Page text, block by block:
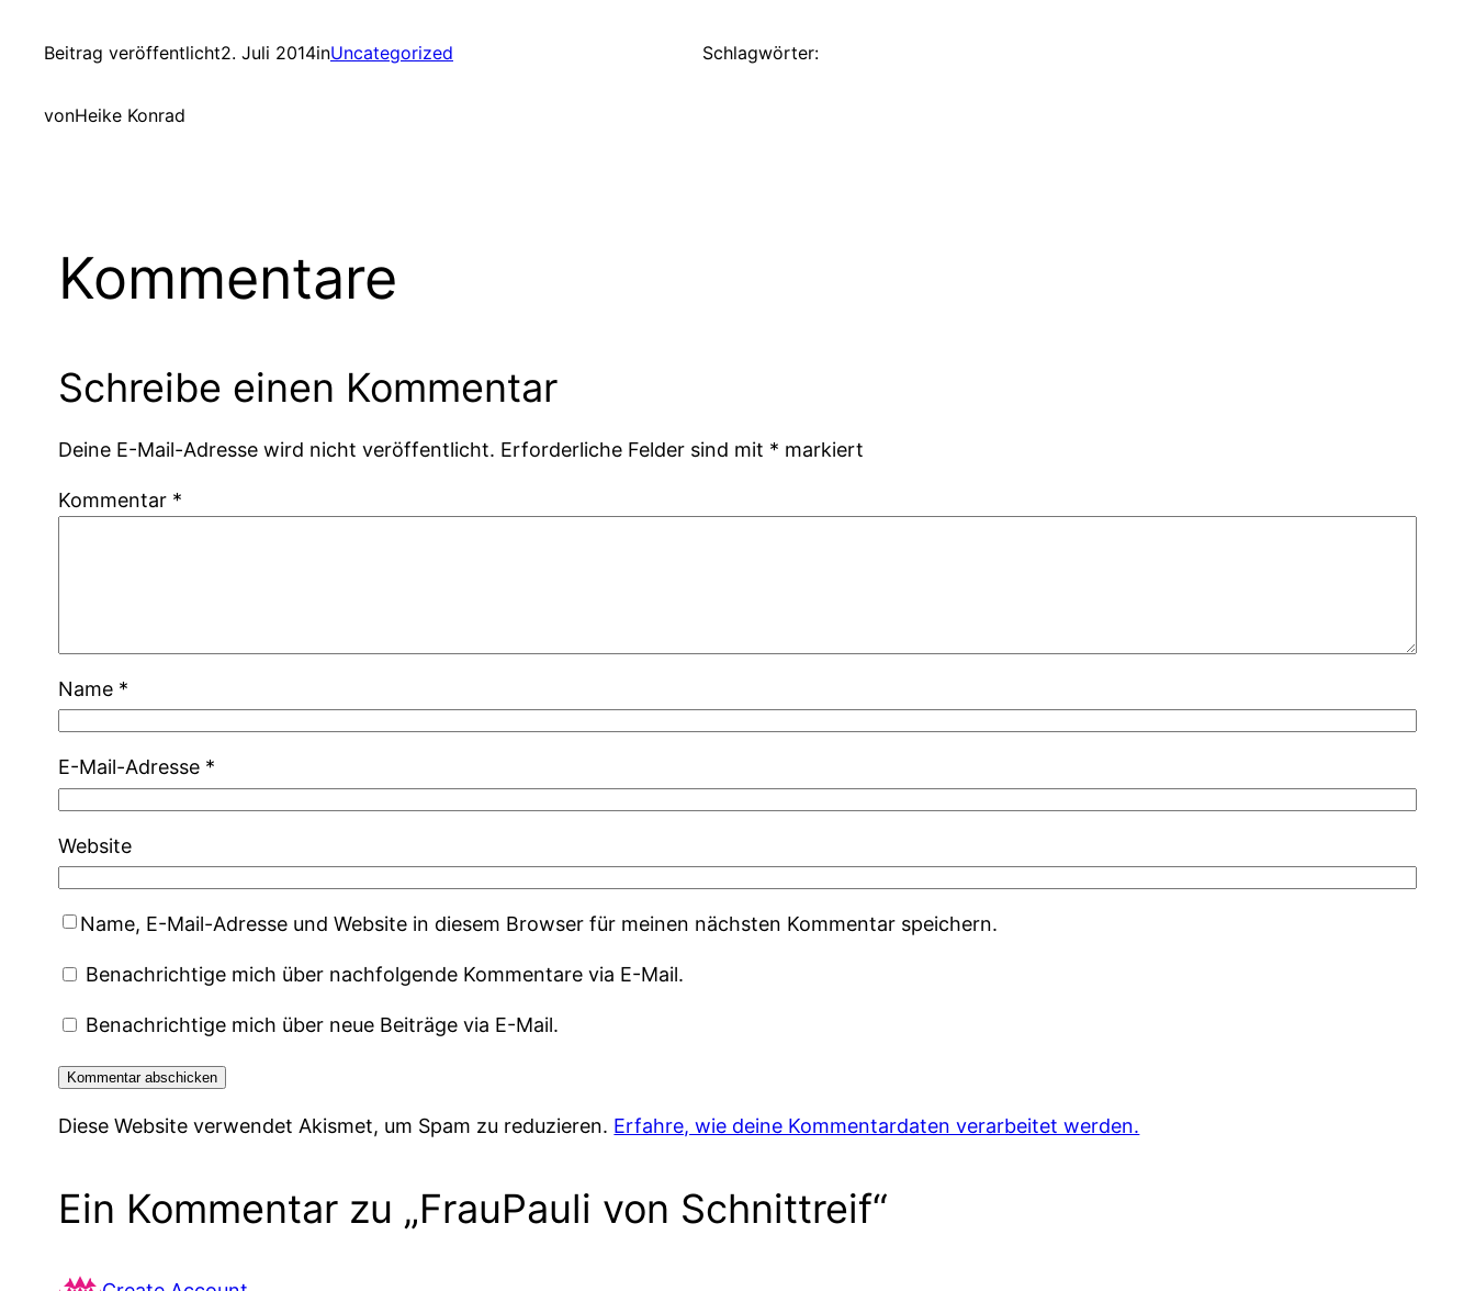
Beitrag veröffentlicht2. Juli 2014inUncategorized
vonHeike Konrad
Schlagwörter:
Kommentare
Schreibe einen Kommentar
Deine E-Mail-Adresse wird nicht veröffentlicht. Erforderliche Felder sind mit * markiert
Kommentar *
Name *
E-Mail-Adresse *
Website
Name, E-Mail-Adresse und Website in diesem Browser für meinen nächsten Kommentar speichern.
Benachrichtige mich über nachfolgende Kommentare via E-Mail.
Benachrichtige mich über neue Beiträge via E-Mail.
Diese Website verwendet Akismet, um Spam zu reduzieren. Erfahre, wie deine Kommentardaten verarbeitet werden.
Ein Kommentar zu „FrauPauli von Schnittreif“